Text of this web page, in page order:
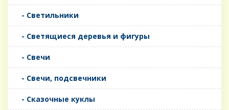
- Светильники
- Светящиеся деревья и фигуры
- Свечи
- Свечи, подсвечники
- Сказочные куклы